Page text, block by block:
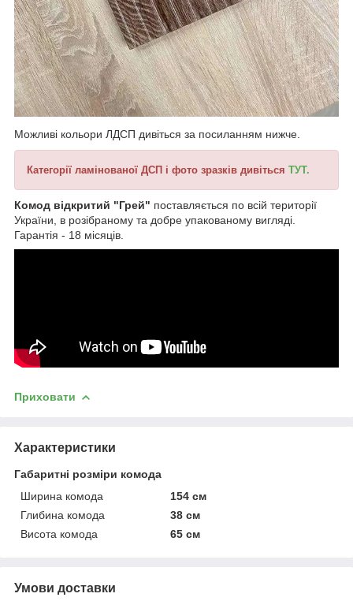
Можливі кольори ЛДСП дивіться за посиланням нижче.
Категорії ламінованої ДСП і фото зразків дивіться ТУТ.
Комод відкритий "Грей" поставляється по всій території
України, в розібраному та добре упакованому вигляді.
Гарантія - 18 місяців.
Приховати
Характеристики
Габаритні розміри комода
Ширина комода
154 см
Глибина комода
38 см
Висота комода
65 см
Умови доставки